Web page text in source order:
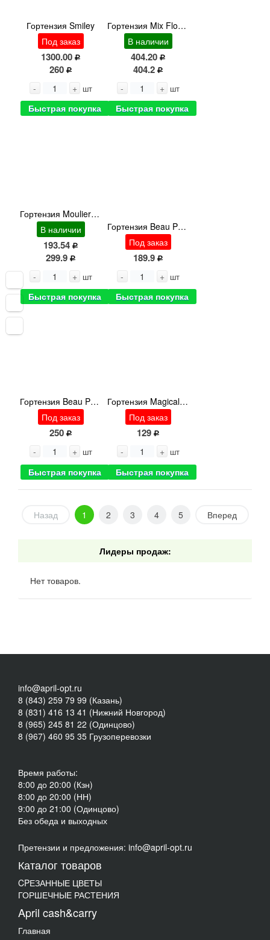
Гортензия Smiley
Под заказ
1300.00
260
- + шт
Быстрая покупка
Гортензия Mix Flowervillage
В наличии
404.20
404.2
- + шт
Быстрая покупка
Гортензия Mouliere White Flora Delight 60cm
В наличии
193.54
299.9
- + шт
Быстрая покупка
Гортензия Beau Papil 50 cm
Под заказ
189.9
- + шт
Быстрая покупка
Гортензия Beau Papil 60 cm
Под заказ
250
- + шт
Быстрая покупка
Гортензия Magical Pearl White
Под заказ
129
- + шт
Быстрая покупка
Назад 1 2 3 4 5 Вперед
Лидеры продаж:
Нет товаров.
info@april-opt.ru
8 (843) 259 79 99 (Казань)
8 (831) 416 13 41 (Нижний Новгород)
8 (965) 245 81 22 (Одинцово)
8 (967) 460 95 35 Грузоперевозки
Время работы:
8:00 до 20:00 (Кзн)
8:00 до 20:00 (НН)
9:00 до 21:00 (Одинцово)
Без обеда и выходных
Претензии и предложения: info@april-opt.ru
Каталог товаров
CPЕЗАННЫЕ ЦВЕТЫ
ГОРШЕЧНЫЕ РАСТЕНИЯ
April cash&carry
Главная